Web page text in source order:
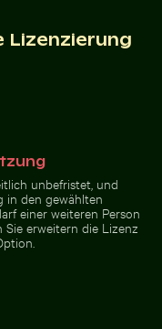
des Dorfes Mandraki
auf Felsklippe
Bunter
Bunter Blumenstrauß
in Glasvase
Pfau mit
Lizenzierung
unbefristet, und
in den gewählten
einer weiteren Person
Sie erweitern die Lizenz